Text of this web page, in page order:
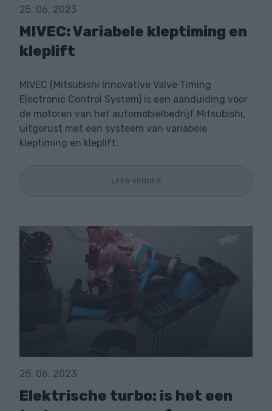
25. 06. 2023
MIVEC: Variabele kleptiming en
kleplift
MIVEC (Mitsubishi Innovative Valve Timing
Electronic Control System) is een aanduiding voor
de motoren van het automobielbedrijf Mitsubishi,
uitgerust met een systeem van variabele
kleptiming en kleplift.
LEES VERDER
25. 06. 2023
Elektrische turbo: is het een